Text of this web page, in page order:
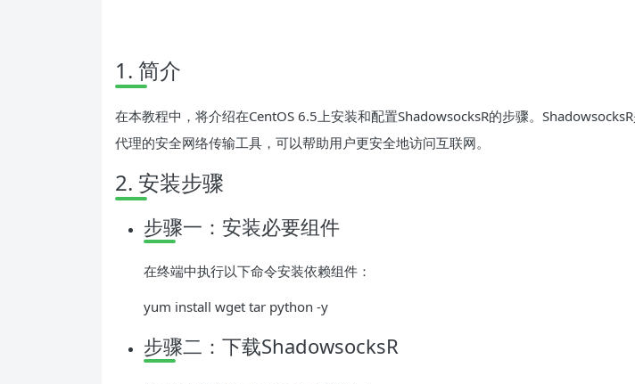
1. 简介
在本教程中，将介绍在CentOS 6.5上安装和配置ShadowsocksR的步骤。
代理的安全网络传输工具，可以帮助用户更安全地访问互联网。
2. 安装步骤
步骤一：安装必要组件
在终端中执行以下命令安装依赖组件：
yum install wget tar python -y
步骤二：下载ShadowsocksR